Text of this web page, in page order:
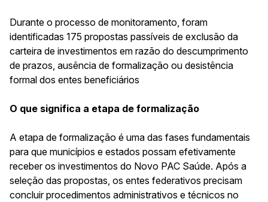
Durante o processo de monitoramento, foram
identificadas 175 propostas passíveis de exclusão da
carteira de investimentos em razão do descumprimento
de prazos, ausência de formalização ou desistência
formal dos entes beneficiários
O que significa a etapa de formalização
A etapa de formalização é uma das fases fundamentais
para que municípios e estados possam efetivamente
receber os investimentos do Novo PAC Saúde. Após a
seleção das propostas, os entes federativos precisam
concluir procedimentos administrativos e técnicos no